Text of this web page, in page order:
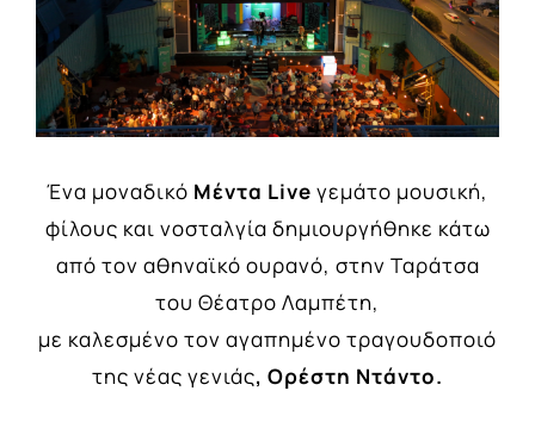
Ένα μοναδικό Μέντα Live γεμάτo μουσική,
φίλους και νοσταλγία δημιουργήθηκε κάτω
από τον αθηναϊκό ουρανό, στην Ταράτσα
του Θέατρο Λαμπέτη,
με καλεσμένο τον αγαπημένο τραγουδοποιό
της νέας γενιάς, Ορέστη Ντάντο.